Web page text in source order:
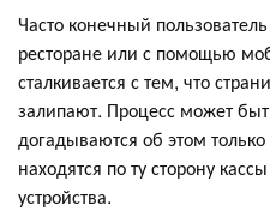
Часто конечный
ресторане или с помощью
сталкивается с тем, что
залипают. Процесс может
догадываются об этом
находятся по ту сторону
устройства.